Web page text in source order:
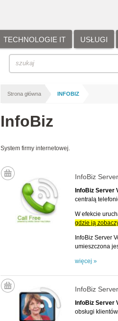
TECHNOLOGIE IT USŁUGI
Strona główna INFOBIZ
InfoBiz
System firmy internetowej.
InfoBiz
InfoBiz Server
centralą
W efekcie
gdzie ją
InfoBiz Server
umieszczona
więcej »
InfoBiz
InfoBiz Server
obsługi